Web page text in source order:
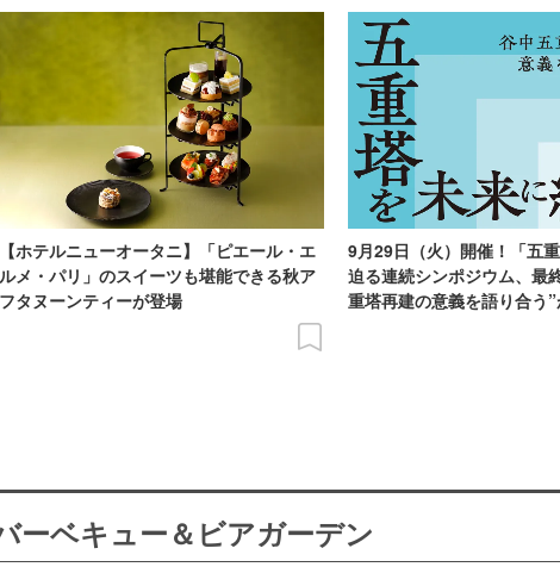
【ホテルニューオータニ】「ピエール・エ
ルメ・パリ」のスイーツも堪能できる秋ア
フタヌーンティーが登場
9月29日（火）開催！「五
迫る連続シンポジウム、最
重塔再建の意義を語り合う
ーベキュー＆ビアガーデン